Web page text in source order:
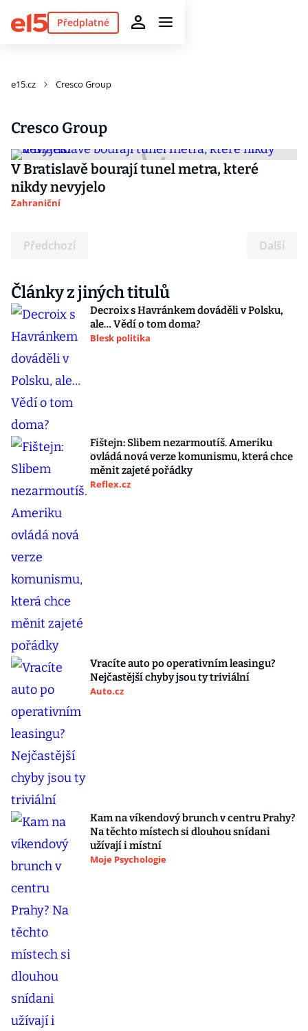
Předplatné
e15.cz Cresco Group
Cresco Group
V Bratislavě bourají tunel metra, které
nikdy nevyjelo
Zahraniční
Předchozí Další
Články z jiných titulů
Decroix s Havránkem dováděli v Polsku,
ale… Vědí o tom doma?
Blesk politika
Fištejn: Slibem nezarmoutíš. Ameriku
ovládá nová verze komunismu, která chce
měnit zajeté pořádky
Reflex.cz
Vracíte auto po operativním leasingu?
Nejčastější chyby jsou ty triviální
Auto.cz
Kam na víkendový brunch v centru Prahy?
Na těchto místech si dlouhou snídani
užívají i místní
Moje Psychologie